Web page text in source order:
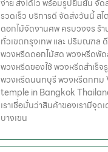
ง่าย ส่งได้ไว พร้อมรูปยืนยัน จั
รวดเร็ว บริการดี จัดส่งวันนี้ ส
ดอกไม้จัดงานศพ ครบวงจร ร้
ทั่วเขตกรุงเทพ และ ปริมณฑล
พวงหรีดดอกไม้สด พวงหรีดพั
พวงหรีดของใช้ พวงหรีดสำเร็
พวงหรีดนนทบุรี พวงหรีดกท
temple in Bangkok
เราเชื่อมั่นว่าสินค้าของเรามีจุ
บางเขน